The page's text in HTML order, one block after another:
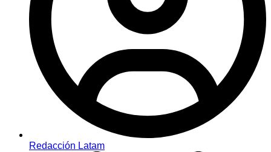
Redacción Latam